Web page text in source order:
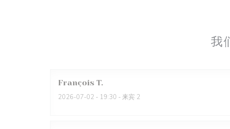
我
François T
2026-07-02 - 19:30 - 来宾 2